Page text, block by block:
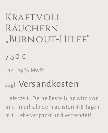
Kraftvoll
Räuchern
„Burnout-Hilfe“
7,50 €
inkl. 19 % MwSt.
zzgl. Versandkosten
Lieferzeit: Deine Bestellung wird von
uns innerhalb der nächsten 4-8 Tagen
mit Liebe verpackt und versendet!